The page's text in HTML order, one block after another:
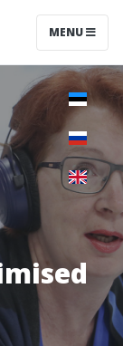
MENU